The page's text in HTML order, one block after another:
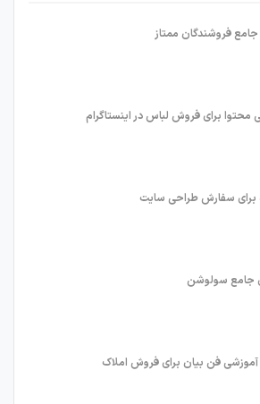
فروشندگان ممتاز
محتوا برای فروش لباس در اینستاگرام
برای سفارش طراحی سایت
جامع سولوشن
فن بیان برای فروش املاک